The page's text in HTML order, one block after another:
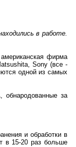
в работе.
фирма
, Sony(все -
одной из самых
обнародованные за
и обработки в
в 15-20 раз больше